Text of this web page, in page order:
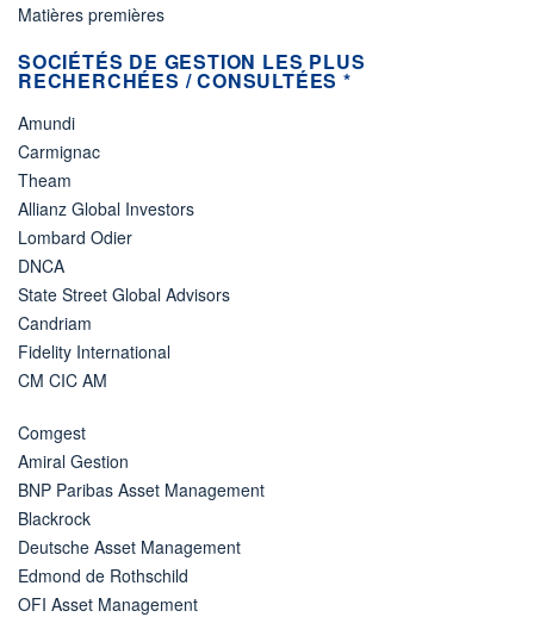
Matières premières
SOCIÉTÉS DE GESTION LES PLUS
RECHERCHÉES / CONSULTÉES *
Amundi
Carmignac
Theam
Allianz Global Investors
Lombard Odier
DNCA
State Street Global Advisors
Candriam
Fidelity International
CM CIC AM
Comgest
Amiral Gestion
BNP Paribas Asset Management
Blackrock
Deutsche Asset Management
Edmond de Rothschild
OFI Asset Management